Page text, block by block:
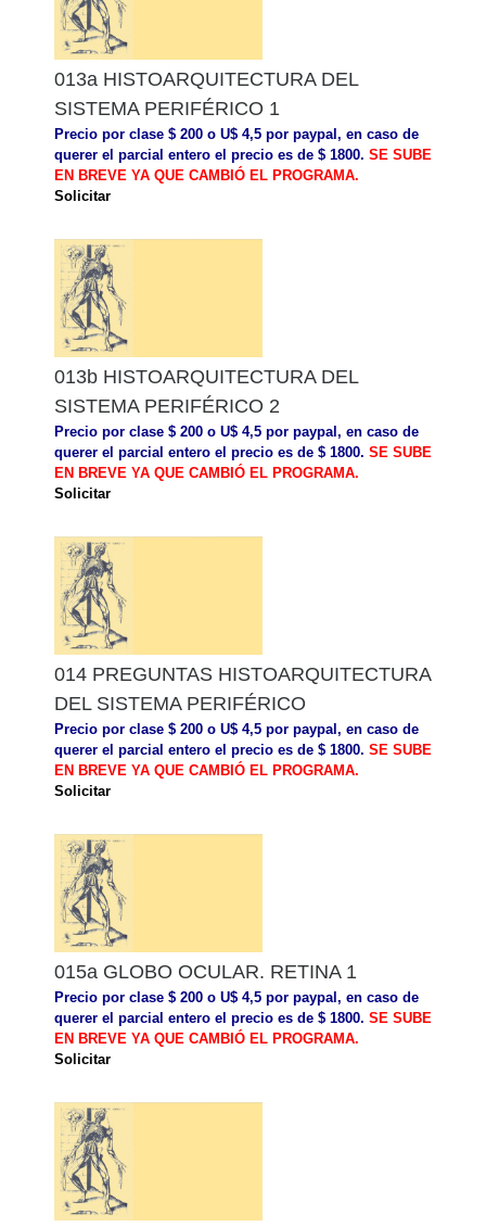
013a HISTOARQUITECTURA DEL
SISTEMA PERIFÉRICO 1
Precio por clase $ 200 o U$ 4,5 por paypal, en caso de
querer el parcial entero el precio es de $ 1800. SE SUBE
EN BREVE YA QUE CAMBIÓ EL PROGRAMA.
Solicitar
013b HISTOARQUITECTURA DEL
SISTEMA PERIFÉRICO 2
Precio por clase $ 200 o U$ 4,5 por paypal, en caso de
querer el parcial entero el precio es de $ 1800. SE SUBE
EN BREVE YA QUE CAMBIÓ EL PROGRAMA.
Solicitar
014 PREGUNTAS HISTOARQUITECTURA
DEL SISTEMA PERIFÉRICO
Precio por clase $ 200 o U$ 4,5 por paypal, en caso de
querer el parcial entero el precio es de $ 1800. SE SUBE
EN BREVE YA QUE CAMBIÓ EL PROGRAMA.
Solicitar
015a GLOBO OCULAR. RETINA 1
Precio por clase $ 200 o U$ 4,5 por paypal, en caso de
querer el parcial entero el precio es de $ 1800. SE SUBE
EN BREVE YA QUE CAMBIÓ EL PROGRAMA.
Solicitar